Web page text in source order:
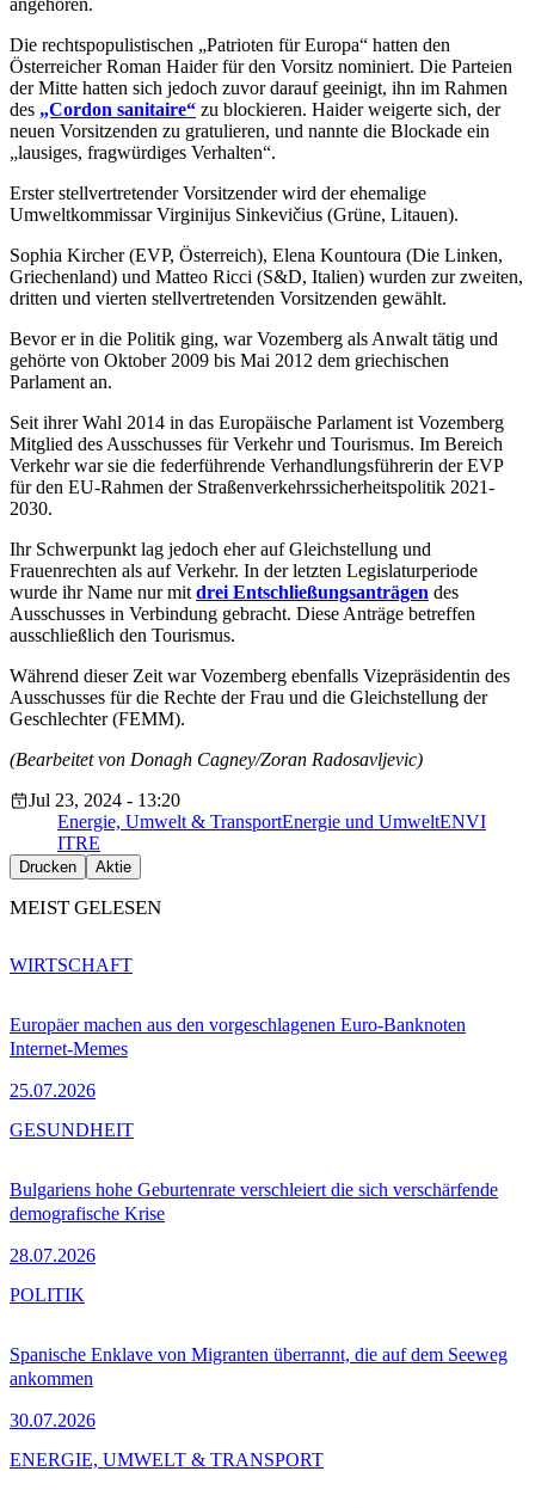
angehören.
Die rechtspopulistischen „Patrioten für Europa“ hatten den
Österreicher Roman Haider für den Vorsitz nominiert. Die Parteien
der Mitte hatten sich jedoch zuvor darauf geeinigt, ihn im Rahmen
des „Cordon sanitaire“ zu blockieren. Haider weigerte sich, der
neuen Vorsitzenden zu gratulieren, und nannte die Blockade ein
„lausiges, fragwürdiges Verhalten“.
Erster stellvertretender Vorsitzender wird der ehemalige
Umweltkommissar Virginijus Sinkevičius (Grüne, Litauen).
Sophia Kircher (EVP, Österreich), Elena Kountoura (Die Linken,
Griechenland) und Matteo Ricci (S&D, Italien) wurden zur zweiten,
dritten und vierten stellvertretenden Vorsitzenden gewählt.
Bevor er in die Politik ging, war Vozemberg als Anwalt tätig und
gehörte von Oktober 2009 bis Mai 2012 dem griechischen
Parlament an.
Seit ihrer Wahl 2014 in das Europäische Parlament ist Vozemberg
Mitglied des Ausschusses für Verkehr und Tourismus. Im Bereich
Verkehr war sie die federführende Verhandlungsführerin der EVP
für den EU-Rahmen der Straßenverkehrssicherheitspolitik 2021-
2030.
Ihr Schwerpunkt lag jedoch eher auf Gleichstellung und
Frauenrechten als auf Verkehr. In der letzten Legislaturperiode
wurde ihr Name nur mit drei Entschließungsanträgen des
Ausschusses in Verbindung gebracht. Diese Anträge betreffen
ausschließlich den Tourismus.
Während dieser Zeit war Vozemberg ebenfalls Vizepräsidentin des
Ausschusses für die Rechte der Frau und die Gleichstellung der
Geschlechter (FEMM).
(Bearbeitet von Donagh Cagney/Zoran Radosavljevic)
Jul 23, 2024 - 13:20
Energie, Umwelt & TransportEnergie und UmweltENVI
ITRE
Drucken Aktie
MEIST GELESEN
Europäer machen aus den vorgeschlagenen Euro-Banknoten
Internet-Memes
25.07.2026
WIRTSCHAFT
Bulgariens hohe Geburtenrate verschleiert die sich verschärfende
demografische Krise
28.07.2026
GESUNDHEIT
Spanische Enklave von Migranten überrannt, die auf dem Seeweg
ankommen
30.07.2026
POLITIK
ENERGIE, UMWELT & TRANSPORT